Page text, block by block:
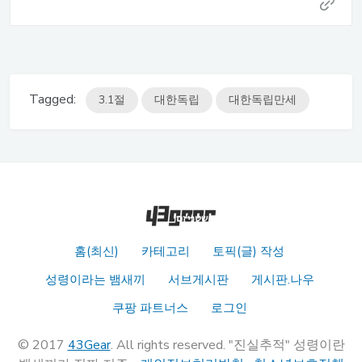
Tagged: 3.1절 대한독립 대한독립만세
홈(최신) 카테고리
토픽(글) 작성
성령이라는 뱀새끼
서브게시판
게시판.나우
쿠팡 파트너스
로그인
© 2017 43Gear. All rights reserved. "진실추적" 성령이란